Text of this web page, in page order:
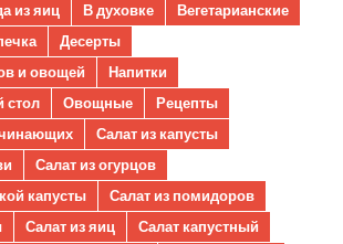
из яиц В духовке
Вегетарианские
Десерты
и овощей
Напитки
стол
Овощные
Рецепты
Салат из капусты
Салат из огурцов
капусты
Салат из помидоров
Салат из яиц
Салат капустный